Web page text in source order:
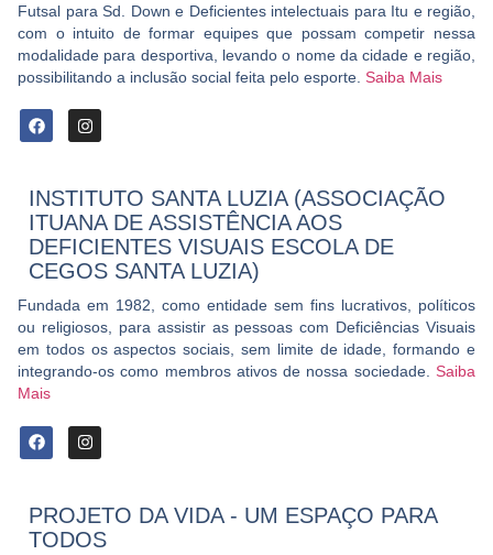
Futsal para Sd. Down e Deficientes intelectuais para Itu e região,
com o intuito de formar equipes que possam competir nessa
modalidade para desportiva, levando o nome da cidade e região,
possibilitando a inclusão social feita pelo esporte. Saiba Mais
INSTITUTO SANTA LUZIA (ASSOCIAÇÃO
ITUANA DE ASSISTÊNCIA AOS
DEFICIENTES VISUAIS ESCOLA DE
CEGOS SANTA LUZIA)
Fundada em 1982, como entidade sem fins lucrativos, políticos
ou religiosos, para assistir as pessoas com Deficiências Visuais
em todos os aspectos sociais, sem limite de idade, formando e
integrando-os como membros ativos de nossa sociedade. Saiba
Mais
PROJETO DA VIDA - UM ESPAÇO PARA
TODOS